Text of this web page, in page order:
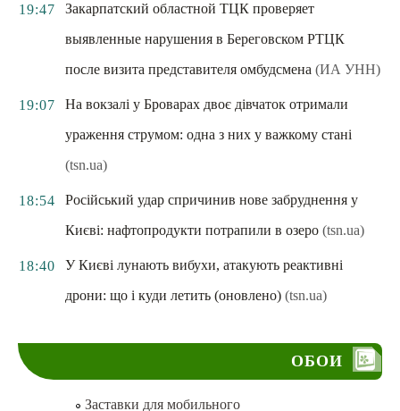
19:47
Закарпатский областной ТЦК проверяет
выявленные нарушения в Береговском РТЦК
после визита представителя омбудсмена (ИА УНН)
19:07
На вокзалі у Броварах двоє дівчаток отримали
ураження струмом: одна з них у важкому стані
(tsn.ua)
18:54
Російський удар спричинив нове забруднення у
Києві: нафтопродукти потрапили в озеро (tsn.ua)
18:40
У Києві лунають вибухи, атакують реактивні
дрони: що і куди летить (оновлено) (tsn.ua)
ОБОИ
Заставки для мобильного